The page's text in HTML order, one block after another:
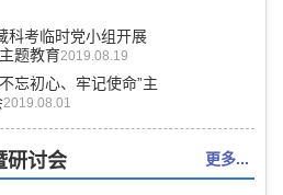
科考临时党小组开展
题教育2019.08.19
忘初心、牢记使命”主
2019.08.01
更多...
研讨会